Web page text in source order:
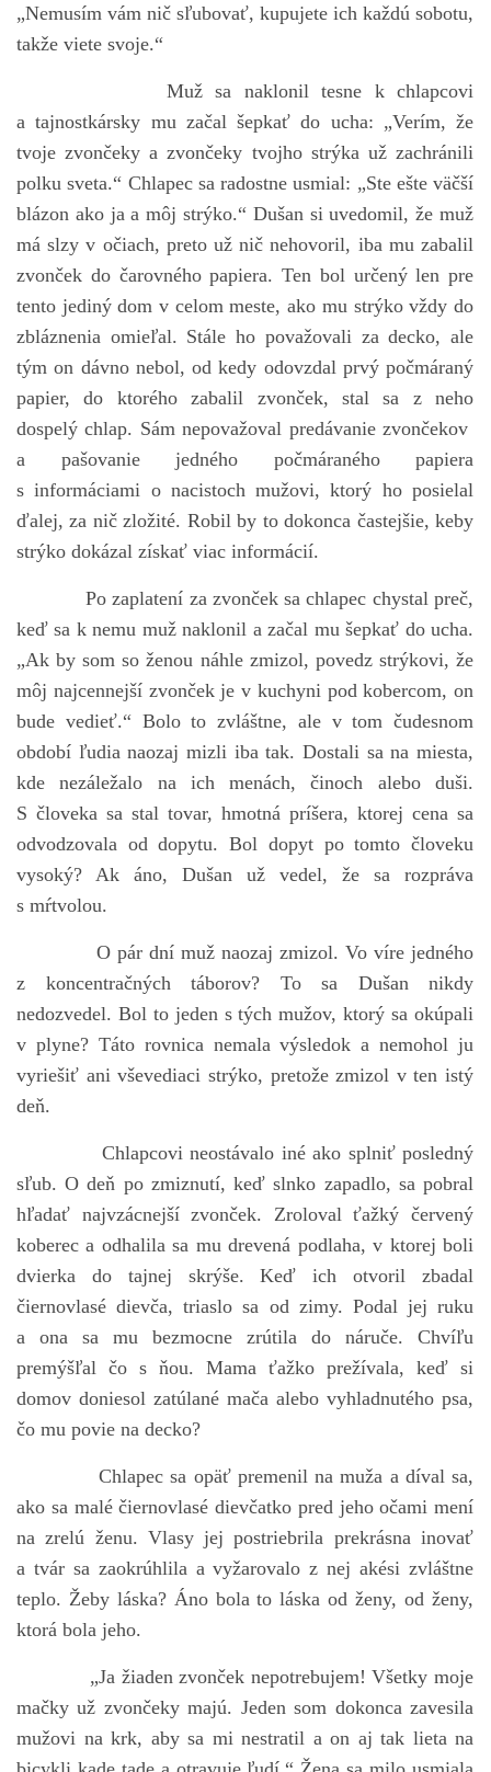
„Nemusím vám nič sľubovať, kupujete ich každú sobotu,
takže viete svoje.“
Muž sa naklonil tesne k chlapcovi
a tajnostkársky mu začal šepkať do ucha: „Verím, že
tvoje zvončeky a zvončeky tvojho strýka už zachránili
polku sveta.“ Chlapec sa radostne usmial: „Ste ešte väčší
blázon ako ja a môj strýko.“ Dušan si uvedomil, že muž
má slzy v očiach, preto už nič nehovoril, iba mu zabalil
zvonček do čarovného papiera. Ten bol určený len pre
tento jediný dom v celom meste, ako mu strýko vždy do
zbláznenia omieľal. Stále ho považovali za decko, ale
tým on dávno nebol, od kedy odovzdal prvý počmáraný
papier, do ktorého zabalil zvonček, stal sa z neho
dospelý chlap. Sám nepovažoval predávanie zvončekov
a pašovanie jedného počmáraného papiera
s informáciami o nacistoch mužovi, ktorý ho posielal
ďalej, za nič zložité. Robil by to dokonca častejšie, keby
strýko dokázal získať viac informácií.
Po zaplatení za zvonček sa chlapec chystal preč,
keď sa k nemu muž naklonil a začal mu šepkať do ucha.
„Ak by som so ženou náhle zmizol, povedz strýkovi, že
môj najcennejší zvonček je v kuchyni pod kobercom, on
bude vedieť.“ Bolo to zvláštne, ale v tom čudesnom
období ľudia naozaj mizli iba tak. Dostali sa na miesta,
kde nezáležalo na ich menách, činoch alebo duši.
S človeka sa stal tovar, hmotná príšera, ktorej cena sa
odvodzovala od dopytu. Bol dopyt po tomto človeku
vysoký? Ak áno, Dušan už vedel, že sa rozpráva
s mŕtvolou.
O pár dní muž naozaj zmizol. Vo víre jedného
z koncentračných táborov? To sa Dušan nikdy
nedozvedel. Bol to jeden s tých mužov, ktorý sa okúpali
v plyne? Táto rovnica nemala výsledok a nemohol ju
vyriešiť ani vševediaci strýko, pretože zmizol v ten istý
deň.
Chlapcovi neostávalo iné ako splniť posledný
sľub. O deň po zmiznutí, keď slnko zapadlo, sa pobral
hľadať najvzácnejší zvonček. Zroloval ťažký červený
koberec a odhalila sa mu drevená podlaha, v ktorej boli
dvierka do tajnej skrýše. Keď ich otvoril zbadal
čiernovlasé dievča, triaslo sa od zimy. Podal jej ruku
a ona sa mu bezmocne zrútila do náruče. Chvíľu
premýšľal čo s ňou. Mama ťažko prežívala, keď si
domov doniesol zatúlané mača alebo vyhladnutého psa,
čo mu povie na decko?
Chlapec sa opäť premenil na muža a díval sa,
ako sa malé čiernovlasé dievčatko pred jeho očami mení
na zrelú ženu. Vlasy jej postriebrila prekrásna inovať
a tvár sa zaokrúhlila a vyžarovalo z nej akési zvláštne
teplo. Žeby láska? Áno bola to láska od ženy, od ženy,
ktorá bola jeho.
„Ja žiaden zvonček nepotrebujem! Všetky moje
mačky už zvončeky majú. Jeden som dokonca zavesila
mužovi na krk, aby sa mi nestratil a on aj tak lieta na